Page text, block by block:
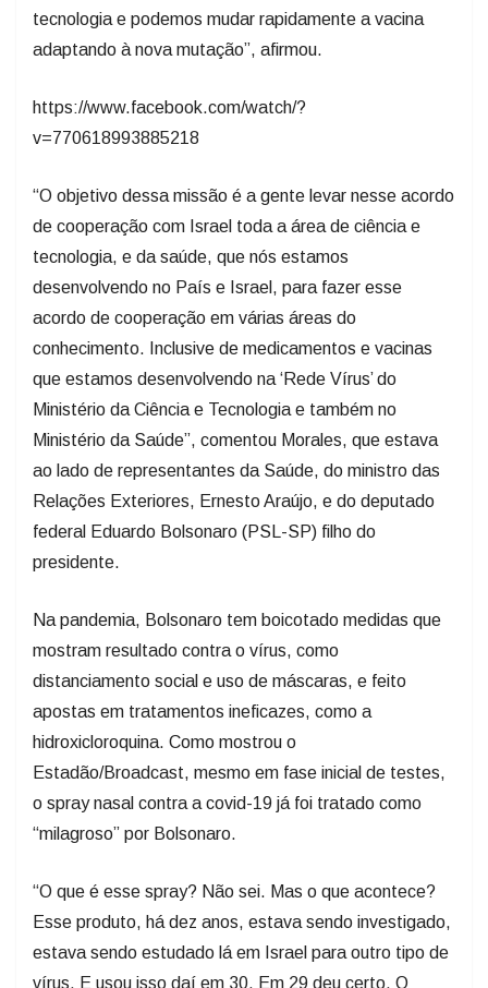
tecnologia e podemos mudar rapidamente a vacina
adaptando à nova mutação”, afirmou.
https://www.facebook.com/watch/?
v=770618993885218
“O objetivo dessa missão é a gente levar nesse acordo
de cooperação com Israel toda a área de ciência e
tecnologia, e da saúde, que nós estamos
desenvolvendo no País e Israel, para fazer esse
acordo de cooperação em várias áreas do
conhecimento. Inclusive de medicamentos e vacinas
que estamos desenvolvendo na ‘Rede Vírus’ do
Ministério da Ciência e Tecnologia e também no
Ministério da Saúde”, comentou Morales, que estava
ao lado de representantes da Saúde, do ministro das
Relações Exteriores, Ernesto Araújo, e do deputado
federal Eduardo Bolsonaro (PSL-SP) filho do
presidente.
Na pandemia, Bolsonaro tem boicotado medidas que
mostram resultado contra o vírus, como
distanciamento social e uso de máscaras, e feito
apostas em tratamentos ineficazes, como a
hidroxicloroquina. Como mostrou o
Estadão/Broadcast, mesmo em fase inicial de testes,
o spray nasal contra a covid-19 já foi tratado como
“milagroso” por Bolsonaro.
“O que é esse spray? Não sei. Mas o que acontece?
Esse produto, há dez anos, estava sendo investigado,
estava sendo estudado lá em Israel para outro tipo de
vírus. E usou isso daí em 30. Em 29 deu certo. O